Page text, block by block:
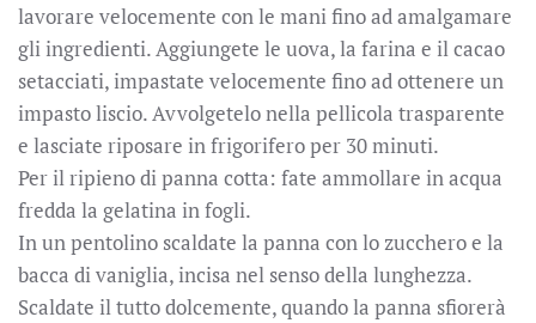
lavorare velocemente con le mani fino ad amalgamare
gli ingredienti. Aggiungete le uova, la farina e il cacao
setacciati, impastate velocemente fino ad ottenere un
impasto liscio. Avvolgetelo nella pellicola trasparente
e lasciate riposare in frigorifero per 30 minuti.
Per il ripieno di panna cotta: fate ammollare in acqua
fredda la gelatina in fogli.
In un pentolino scaldate la panna con lo zucchero e la
bacca di vaniglia, incisa nel senso della lunghezza.
Scaldate il tutto dolcemente, quando la panna sfiorerà